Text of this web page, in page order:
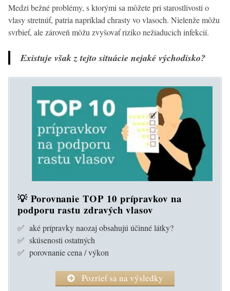
Medzi bežné problémy, s ktorými sa môžete pri starostlivosti o
vlasy stretnúť, patria napríklad chrasty vo vlasoch. Nielenže môžu
svrbieť, ale zároveň môžu zvyšovať riziko nežiaducich infekcií.
Existuje však z tejto situácie nejaké východisko?
💡 Porovnanie TOP 10 prípravkov na
podporu rastu zdravých vlasov
✅ aké prípravky naozaj obsahujú účinné látky?
✅ skúsenosti ostatných
✅ porovnanie cena / výkon
Pozrieť sa na výsledky